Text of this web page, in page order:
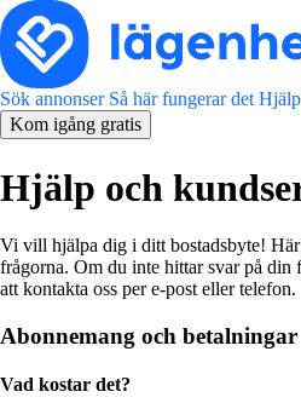
Sök annonser Så här fungerar det Hjälp
Kom igång gratis
Hjälp och
Vi vill hjälpa dig i ditt bostadsbyte!
frågorna. Om du inte hittar svar på din
att kontakta oss per e-post eller telefon.
Abonnemang och betalningar
Vad kostar det?